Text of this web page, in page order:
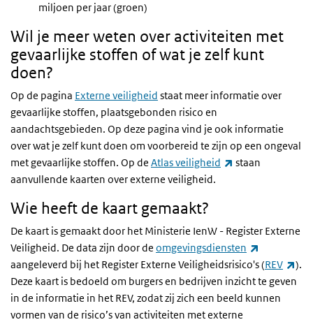
miljoen per jaar (groen)
Wil je meer weten over activiteiten met
gevaarlijke stoffen of wat je zelf kunt
doen?
Op de pagina Externe veiligheid staat meer informatie over
gevaarlijke stoffen, plaatsgebonden risico en
aandachtsgebieden. Op deze pagina vind je ook informatie
over wat je zelf kunt doen om voorbereid te zijn op een ongeval
met gevaarlijke stoffen. Op de Atlas veiligheid (externe link)
staan
aanvullende kaarten over externe veiligheid.
Wie heeft de kaart gemaakt?
De kaart is gemaakt door het Ministerie IenW - Register Externe
Veiligheid. De data zijn door de omgevingsdiensten
aangeleverd bij het Register Externe Veiligheidsrisico's (REV
).
Deze kaart is bedoeld om burgers en bedrijven inzicht te geven
in de informatie in het REV, zodat zij zich een beeld kunnen
vormen van de risico’s van activiteiten met externe